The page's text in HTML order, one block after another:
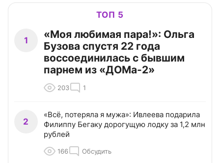
ТОП 5
1
«Моя любимая пара!»: Ольга
Бузова спустя 22 года
воссоединилась с бывшим
парнем из «ДОМа-2»
203 1
2
«Всё, потеряла я мужа»: Ивлеева подарила
Филиппу Бегаку дорогущую лодку за 1,2 млн
рублей
166 Обсудить